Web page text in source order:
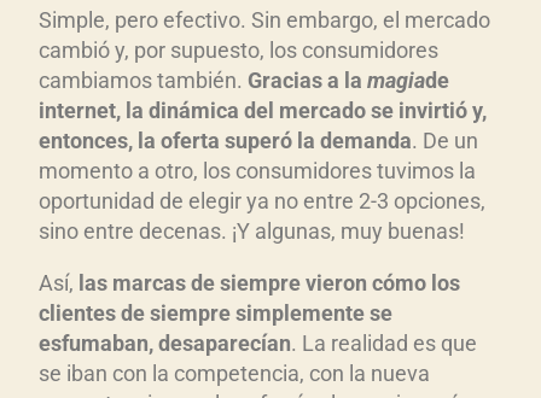
Simple, pero efectivo. Sin embargo, el mercado
cambió y, por supuesto, los consumidores
cambiamos también. Gracias a la magiade
internet, la dinámica del mercado se invirtió y,
entonces, la oferta superó la demanda. De un
momento a otro, los consumidores tuvimos la
oportunidad de elegir ya no entre 2-3 opciones,
sino entre decenas. ¡Y algunas, muy buenas!
Así, las marcas de siempre vieron cómo los
clientes de siempre simplemente se
esfumaban, desaparecían. La realidad es que
se iban con la competencia, con la nueva